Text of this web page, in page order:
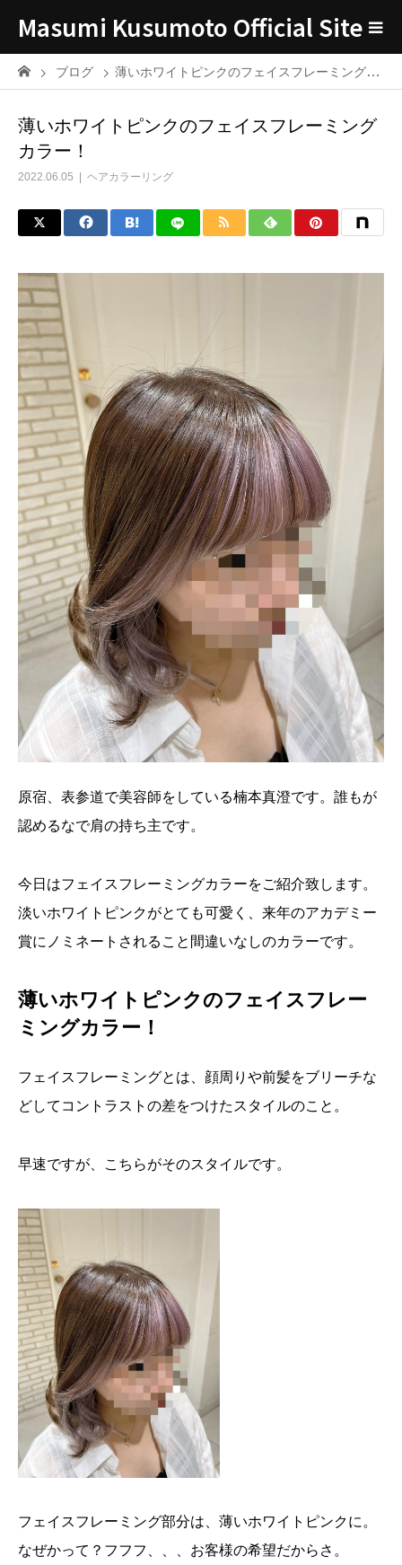
Masumi Kusumoto Official Site
ブログ 薄いホワイトピンクのフェイスフレーミングカラー！
薄いホワイトピンクのフェイスフレーミング
カラー！
2022.06.05 ヘアカラーリング
原宿、表参道で美容師をしている楠本真澄です。誰もが
認めるなで肩の持ち主です。
今日はフェイスフレーミングカラーをご紹介致します。
淡いホワイトピンクがとても可愛く、来年のアカデミー
賞にノミネートされること間違いなしのカラーです。
薄いホワイトピンクのフェイスフレー
ミングカラー！
フェイスフレーミングとは、顔周りや前髪をブリーチな
どしてコントラストの差をつけたスタイルのこと。
早速ですが、こちらがそのスタイルです。
フェイスフレーミング部分は、薄いホワイトピンクに。
なぜかって？フフフ、、、お客様の希望だからさ。